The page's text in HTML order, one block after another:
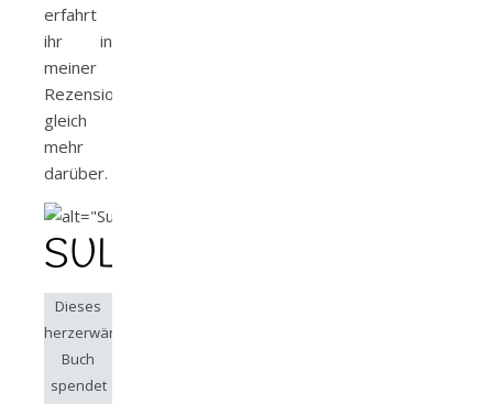
erfahrt
ihr in
meiner
Rezension
gleich
mehr
darüber.
SULWE
Dieses
herzerwärmende
Buch
spendet